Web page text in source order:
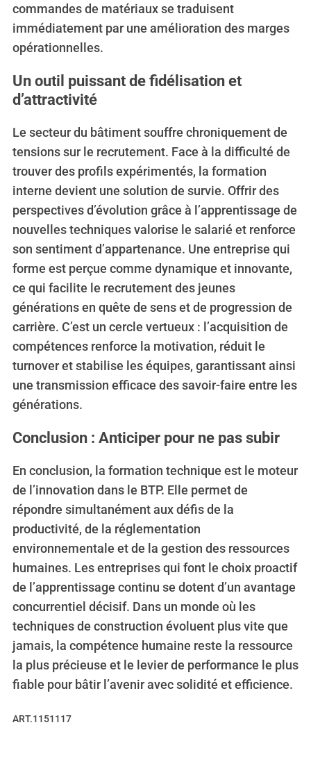
commandes de matériaux se traduisent
immédiatement par une amélioration des marges
opérationnelles.
Un outil puissant de fidélisation et
d’attractivité
Le secteur du bâtiment souffre chroniquement de
tensions sur le recrutement. Face à la difficulté de
trouver des profils expérimentés, la formation
interne devient une solution de survie. Offrir des
perspectives d’évolution grâce à l’apprentissage de
nouvelles techniques valorise le salarié et renforce
son sentiment d’appartenance. Une entreprise qui
forme est perçue comme dynamique et innovante,
ce qui facilite le recrutement des jeunes
générations en quête de sens et de progression de
carrière. C’est un cercle vertueux : l’acquisition de
compétences renforce la motivation, réduit le
turnover et stabilise les équipes, garantissant ainsi
une transmission efficace des savoir-faire entre les
générations.
Conclusion : Anticiper pour ne pas subir
En conclusion, la formation technique est le moteur
de l’innovation dans le BTP. Elle permet de
répondre simultanément aux défis de la
productivité, de la réglementation
environnementale et de la gestion des ressources
humaines. Les entreprises qui font le choix proactif
de l’apprentissage continu se dotent d’un avantage
concurrentiel décisif. Dans un monde où les
techniques de construction évoluent plus vite que
jamais, la compétence humaine reste la ressource
la plus précieuse et le levier de performance le plus
fiable pour bâtir l’avenir avec solidité et efficience.
ART.1151117
r
: